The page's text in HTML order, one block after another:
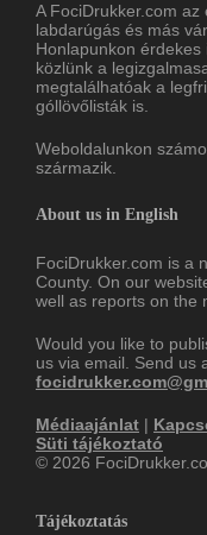
A FociDrukker.com
labdarúgás és más
Honlapunkon
közlünk a
megtalálhatóak a
góllövőlisták is.
Weboldalunkon
származik.
About us in English
FociDrukker.com is a
County. On our
well as reports on the
Would you like to
us via email. Send us
Médiaajánlat |
Süti tájékoztató
© 2026
Tájékoztatás